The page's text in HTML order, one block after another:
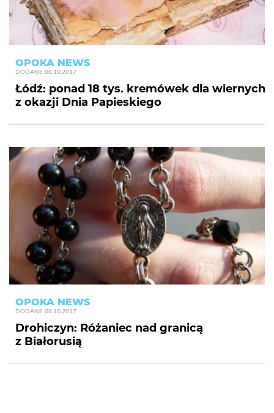
OPOKA NEWS
DODANE 08.10.2017
Łódź: ponad 18 tys. kremówek dla wiernych
z okazji Dnia Papieskiego
OPOKA NEWS
DODANE 08.10.2017
Drohiczyn: Różaniec nad granicą
z Białorusią